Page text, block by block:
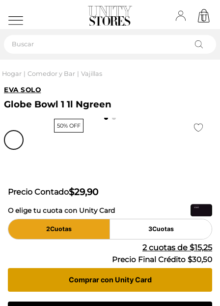
Hogar Comedor y Bar Vajillas
EVA SOLO
Globe Bowl 1 1l Ngreen
50% OFF
Precio Contado$29,90
O elige tu cuota con Unity Card
2Cuotas 3Cuotas
2cuotas de $15,25
Precio Final Crédito $30,50
Comprar con Unity Card